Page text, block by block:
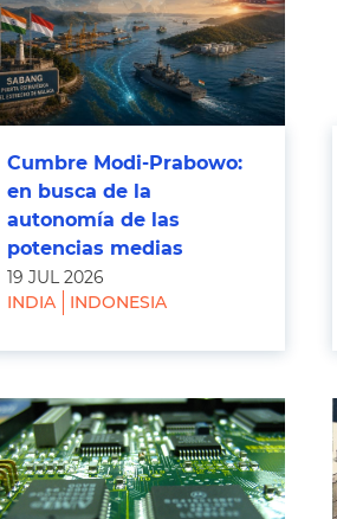
Cumbre Modi-Prabowo:
en busca de la
autonomía de las
potencias medias
19 JUL 2026
INDIA
INDONESIA